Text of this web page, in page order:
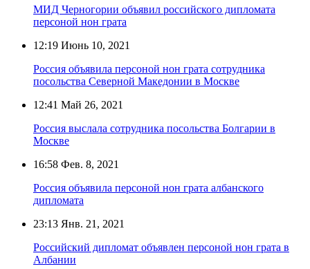
МИД Черногории объявил российского дипломата
персоной нон грата
12:19 Июнь 10, 2021
Россия объявила персоной нон грата сотрудника
посольства Северной Македонии в Москве
12:41 Май 26, 2021
Россия выслала сотрудника посольства Болгарии в
Москве
16:58 Фев. 8, 2021
Россия объявила персоной нон грата албанского
дипломата
23:13 Янв. 21, 2021
Российский дипломат объявлен персоной нон грата в
Албании